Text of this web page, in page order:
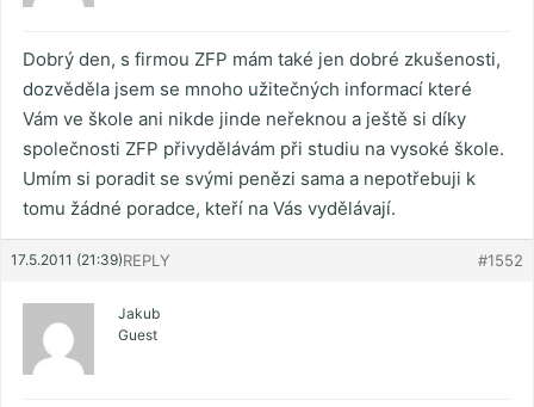
Dobrý den, s firmou ZFP mám také jen dobré zkušenosti,
dozvěděla jsem se mnoho užitečných informací které
Vám ve škole ani nikde jinde neřeknou a ještě si díky
společnosti ZFP přivydělávám při studiu na vysoké škole.
Umím si poradit se svými penězi sama a nepotřebuji k
tomu žádné poradce, kteří na Vás vydělávají.
17.5.2011 (21:39) #1552
REPLY
Jakub
Guest